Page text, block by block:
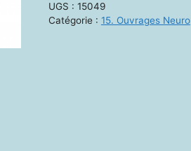
UGS : 15049
Catégorie : 15. Ouvrages Neuro